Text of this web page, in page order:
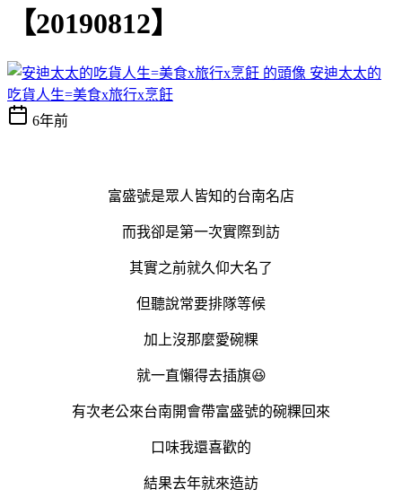
【20190812】
安迪太太的
吃貨人生=美食x旅行x烹飪
6年前
富盛號是眾人皆知的台南名店
而我卻是第一次實際到訪
其實之前就久仰大名了
但聽說常要排隊等候
加上沒那麼愛碗粿
就一直懶得去插旗😆
有次老公來台南開會帶富盛號的碗粿回來
口味我還喜歡的
結果去年就來造訪